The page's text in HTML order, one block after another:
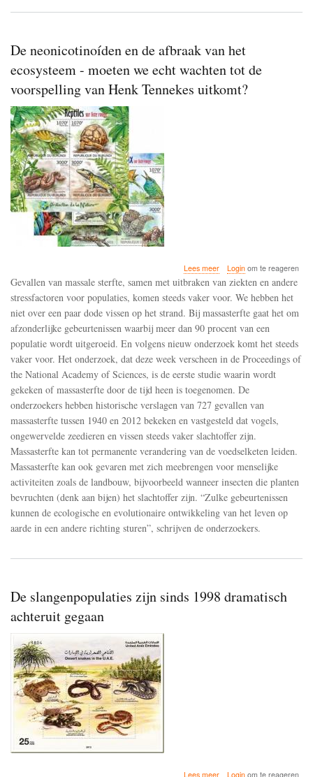
De neonicotinoíden en de afbraak van het
ecosysteem - moeten we echt wachten tot de
voorspelling van Henk Tennekes uitkomt?
Lees meerover
en
de
afbraak
het
ecosysteem
-
moeten
we
echt
wachten
tot
voorspelling
van
Henk
Tennekes
uitkomt?
Loginom te reageren
Gevallen van massale sterfte, samen met uitbraken van ziekten en andere
stressfactoren voor populaties, komen steeds vaker voor. We hebben het
niet over een paar dode vissen op het strand. Bij massasterfte gaat het om
afzonderlijke gebeurtenissen waarbij meer dan 90 procent van een
populatie wordt uitgeroeid. En volgens nieuw onderzoek komt het steeds
vaker voor. Het onderzoek, dat deze week verscheen in de Proceedings of
the National Academy of Sciences, is de eerste studie waarin wordt
gekeken of massasterfte door de tijd heen is toegenomen. De
onderzoekers hebben historische verslagen van 727 gevallen van
massasterfte tussen 1940 en 2012 bekeken en vastgesteld dat vogels,
ongewervelde zeedieren en vissen steeds vaker slachtoffer zijn.
Massasterfte kan tot permanente verandering van de voedselketen leiden.
Massasterfte kan ook gevaren met zich meebrengen voor menselijke
activiteiten zoals de landbouw, bijvoorbeeld wanneer insecten die planten
bevruchten (denk aan bijen) het slachtoffer zijn. “Zulke gebeurtenissen
kunnen de ecologische en evolutionaire ontwikkeling van het leven op
aarde in een andere richting sturen”, schrijven de onderzoekers.
De slangenpopulaties zijn sinds 1998 dramatisch
achteruit gegaan
Lees meeroverLoginom te reageren